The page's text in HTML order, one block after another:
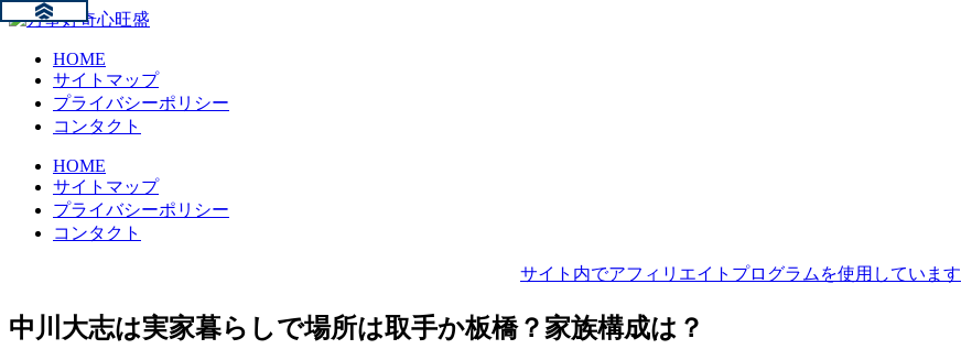
HOME
サイトマップ
プライバシーポリシー
コンタクト
HOME
サイトマップ
プライバシーポリシー
コンタクト
サイト内でアフィリエイトプログラムを使用しています
中川大志は実家暮らしで場所は取手か板橋？家族構成は？